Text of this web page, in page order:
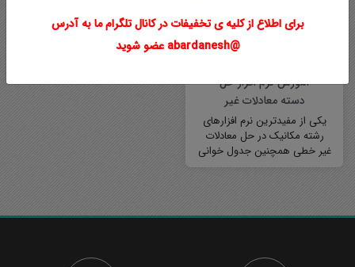
آموزش نرم افزار حل
دسته معادلات غیر
خطی EES
یکی از مفیدترین نرم افزارهای
رشته مکانیک در حل معادلات
غیر خطی همچنین جدول خوانی
خواص ترمودینامیکی گازهای
برای اطلاع از کلیه ی تخفیفات در کانال تلگرام ما به آدرس
@abardanesh عضو شوید